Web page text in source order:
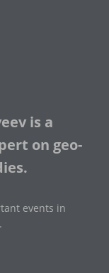
is a
on geo-
events in